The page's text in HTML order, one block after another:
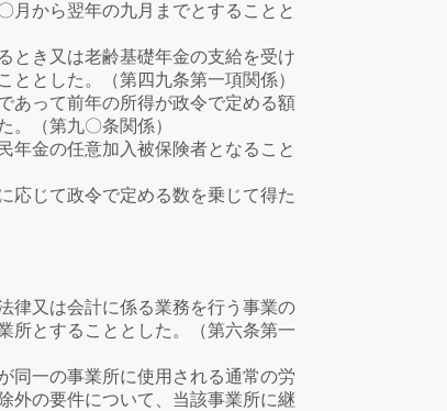
から翌年の九月までとすることと
き又は老齢基礎年金の支給を受け
とした。（第四九条第一項関係）
って前年の所得が政令で定める額
。（第九〇条関係）
金の任意加入被保険者となること
じて政令で定める数を乗じて得た
又は会計に係る業務を行う事業の
所とすることとした。（第六条第一
一の事業所に使用される通常の労
外の要件について、当該事業所に継